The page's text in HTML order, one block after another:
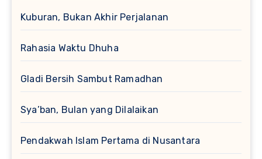
Kuburan, Bukan Akhir Perjalanan
Rahasia Waktu Dhuha
Gladi Bersih Sambut Ramadhan
Sya’ban, Bulan yang Dilalaikan
Pendakwah Islam Pertama di Nusantara